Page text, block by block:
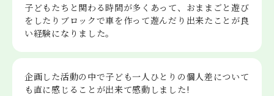
子どもたちと関わる時間が多くあって、おままごと遊び
をしたりブロックで車を作って遊んだり出来たことが良
い経験になりました。
企画した活動の中で子ども一人ひとりの個人差について
も直に感じることが出来て感動しました!